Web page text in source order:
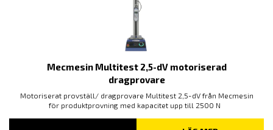
Mecmesin Multitest 2,5-dV motoriserad
dragprovare
Motoriserat provställ/ dragprovare Multitest 2,5-dV från Mecmesin
för produktprovning med kapacitet upp till 2500 N